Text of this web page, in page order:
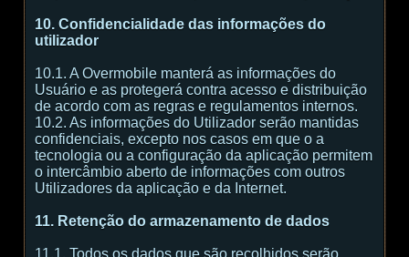
10. Confidencialidade das informações do
utilizador
10.1. A Overmobile manterá as informações do
Usuário e as protegerá contra acesso e distribuição
de acordo com as regras e regulamentos internos.
10.2. As informações do Utilizador serão mantidas
confidenciais, excepto nos casos em que o a
tecnologia ou a configuração da aplicação permitem
o intercâmbio aberto de informações com outros
Utilizadores da aplicação e da Internet.
11. Retenção do armazenamento de dados
11.1. Todos os dados que são recolhidos serão